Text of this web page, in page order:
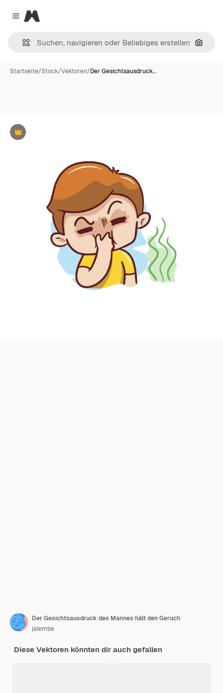
Close menu
Magnific
Nach
Startseite/Stock/Vektoren/Der Gesichtsausdruck…
Premium
Der Gesichtsausdruck des Mannes hält den Geruch
jalembe
Diese Vektoren könnten dir auch gefallen